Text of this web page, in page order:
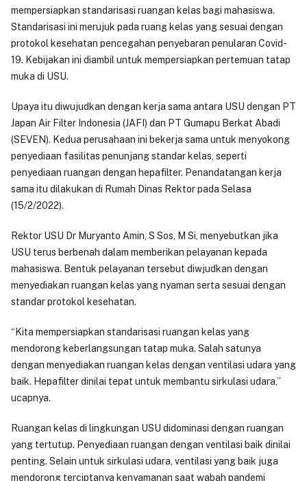
mempersiapkan standarisasi ruangan kelas bagi mahasiswa.
Standarisasi ini merujuk pada ruang kelas yang sesuai dengan
protokol kesehatan pencegahan penyebaran penularan Covid-
19. Kebijakan ini diambil untuk mempersiapkan pertemuan tatap
muka di USU.
Upaya itu diwujudkan dengan kerja sama antara USU dengan PT
Japan Air Filter Indonesia (JAFI) dan PT Gumapu Berkat Abadi
(SEVEN). Kedua perusahaan ini bekerja sama untuk menyokong
penyediaan fasilitas penunjang standar kelas, seperti
penyediaan ruangan dengan hepafilter. Penandatangan kerja
sama itu dilakukan di Rumah Dinas Rektor pada Selasa
(15/2/2022).
Rektor USU Dr Muryanto Amin, S Sos, M Si, menyebutkan jika
USU terus berbenah dalam memberikan pelayanan kepada
mahasiswa. Bentuk pelayanan tersebut diwjudkan dengan
menyediakan ruangan kelas yang nyaman serta sesuai dengan
standar protokol kesehatan.
“Kita mempersiapkan standarisasi ruangan kelas yang
mendorong keberlangsungan tatap muka. Salah satunya
dengan menyediakan ruangan kelas dengan ventilasi udara yang
baik. Hepafilter dinilai tepat untuk membantu sirkulasi udara,”
ucapnya.
Ruangan kelas di lingkungan USU didominasi dengan ruangan
yang tertutup. Penyediaan ruangan dengan ventilasi baik dinilai
penting. Selain untuk sirkulasi udara, ventilasi yang baik juga
mendorong terciptanya kenyamanan saat wabah pandemi